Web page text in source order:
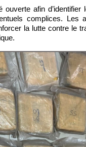
ouverte afin d’identifier
complices. Les
la lutte contre le